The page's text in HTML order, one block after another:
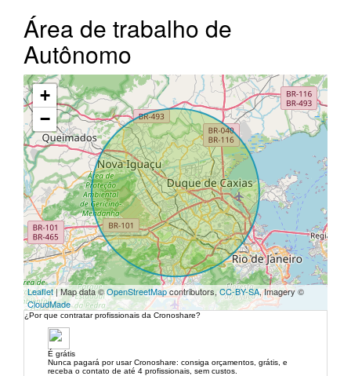
Área de trabalho de
Autônomo
+
−
Leaflet| Map data ©OpenStreetMapcontributors,CC-BY-SA, Imagery ©
CloudMade
¿Por que contratar profissionais da Cronoshare?
É grátis
Nunca pagará por usar Cronoshare: consiga orçamentos, grátis, e
receba o contato de até 4 profissionais, sem custos.